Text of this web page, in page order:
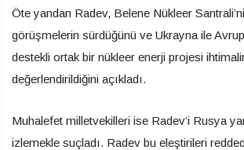
Öte yandan Radev, Belene Nükleer
görüşmelerin sürdüğünü ve Ukrayna ile
destekli ortak bir nükleer enerji projesi
değerlendirildiğini açıkladı.
Muhalefet milletvekilleri ise Radev’i Rusya
izlemekle suçladı. Radev bu eleştirileri